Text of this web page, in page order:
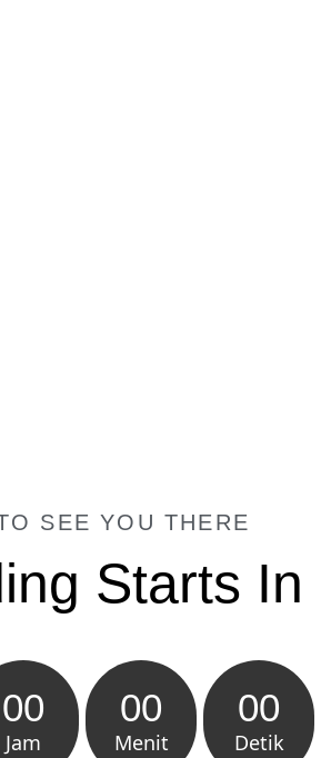
SEE YOU THERE
Starts In
00
Jam
00
Menit
00
Detik